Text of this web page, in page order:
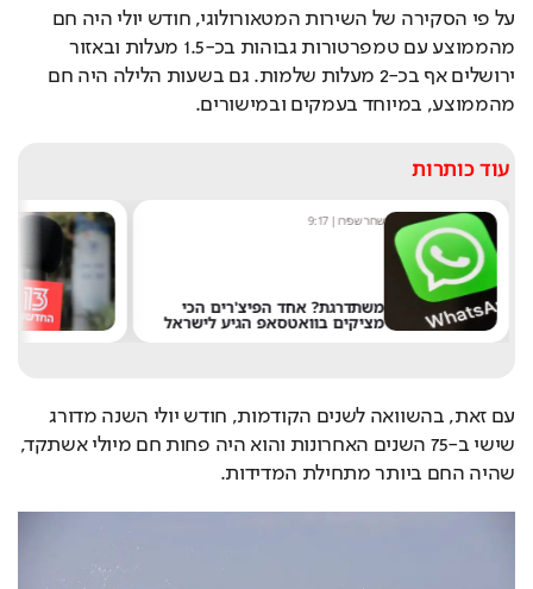
מהממוצע עם טמפרטורות גבוהות בכ-1.5 מעלות ובאזור
מהממוצע, במיוחד בעמקים ובמישורים.
עוד כותרות
שפירו|
9:17
אחד הפיצ'רים הכי
בוואטסאפ הגיע לישראל
מערכת תרבות היום|
8:54
אחרי 24 שנה:
את חדשות 13
עם זאת, בהשוואה לשנים הקודמות, חודש יולי השנה מדורג
שהיה החם ביותר מתחילת המדידות.